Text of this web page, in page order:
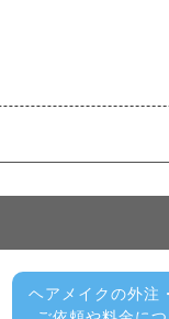
ヘアメイクの外注